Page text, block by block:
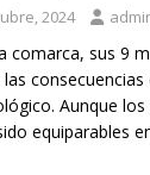
2024
comarca, sus 9
las
Aunque
equiparables